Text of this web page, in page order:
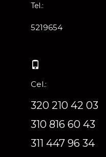
Tel.:
5219654
Cel.:
320 210 42 03
310 816 60 43
311 447 96 34